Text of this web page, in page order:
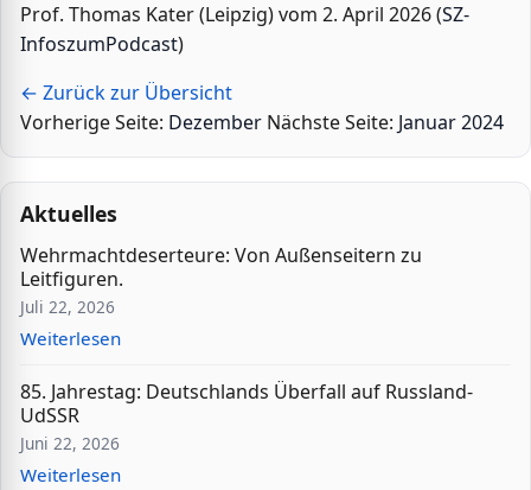
Prof. Thomas Kater (Leipzig) vom 2. April 2026 (SZ-
InfoszumPodcast)
← Zurück zur Übersicht
Vorherige Seite: Dezember Nächste Seite: Januar 2024
Aktuelles
Wehrmachtdeserteure: Von Außenseitern zu
Leitfiguren.
Juli 22, 2026
Weiterlesen
85. Jahrestag: Deutschlands Überfall auf Russland-
UdSSR
Juni 22, 2026
Weiterlesen